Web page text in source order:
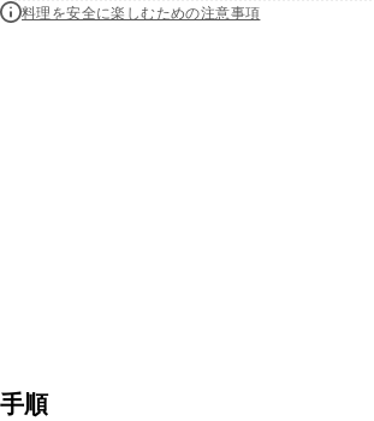
料理を安全に楽しむための注意事項
手順